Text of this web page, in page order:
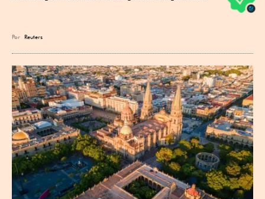
Por Reuters